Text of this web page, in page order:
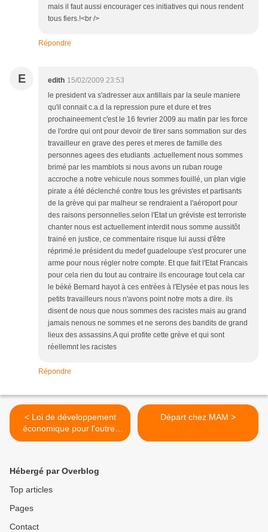
mais il faut aussi encourager ces initiatives qui nous rendent
tous fiers.!<br />
Répondre
E edith 15/02/2009 23:53
le president va s'adresser aux antillais par la seule maniere
qu'il connait c.a.d la repression pure et dure et tres
prochaineement c'est le 16 fevrier 2009 au matin par les force
de l'ordre qui ont pour devoir de tirer sans sommation sur des
travailleur en grave des peres et meres de famille des
personnes agees des etudiants .actuellement nous sommes
brimé par les mamblots si nous avons un ruban rouge
accroche a notre vehicule nous sommes fouillé, un plan vigie
pirate a été déclenché contre tous les grévistes et partisants
de la grève qui par malheur se rendraient a l'aéroport pour
des raisons personnelles.selon l'Etat un gréviste est terroriste
chanter nous est actuellement interdit nous somme aussitôt
trainé en justice, ce commentaire risque lui aussi d'être
réprimé.le président du medef guadeloupe s'est procurer une
arme pour nous régler notre compte. Et que fait l'Etat Francais
pour cela rien du tout au contraire ils encourage tout cela car
le béké Bernard hayot à ces entrées à l'Elysée et pas nous les
petits travailleurs nous n'avons point notre mots a dire. ils
disent de nous que nous sommes des racistes mais au grand
jamais nenous ne sommes et ne serons des bandits de grand
lieux des assassins.A qui profite cette grève et qui sont
réellemnt les racistes
Répondre
< Loi de développement
économique pour l'outre-
mer
Départ chez MAM >
Hébergé par Overblog
Top articles
Pages
Contact